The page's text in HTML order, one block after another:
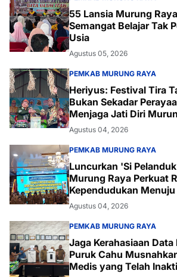
55 Lansia Murung
Semangat Belajar Tak
Usia
Agustus 05, 2026
PEMKAB MURUNG RAYA
Heriyus: Festival Tira
Bukan Sekadar
Menjaga Jati Diri
Agustus 04, 2026
PEMKAB MURUNG RAYA
Luncurkan 'Si
Murung Raya Perkuat
Kependudukan
Agustus 04, 2026
PEMKAB MURUNG RAYA
Jaga Kerahasiaan Data
Puruk Cahu
Medis yang Telah